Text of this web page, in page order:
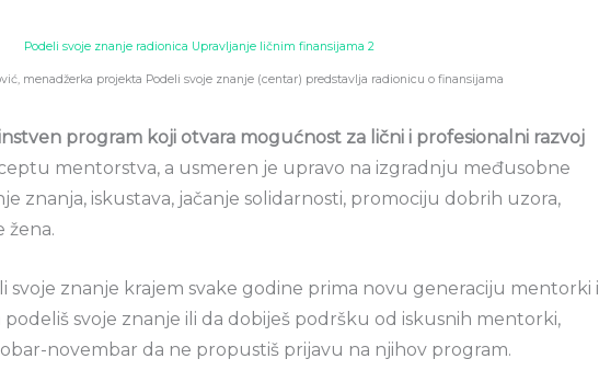
menadžerka projekta Podeli svoje znanje (centar) predstavlja radionicu o finansijama
program koji otvara mogućnost za lični i profesionalni razvoj
mentorstva, a usmeren je upravo na izgradnju međusobne
znanja, iskustava, jačanje solidarnosti, promociju dobrih uzora,
žena.
svoje znanje krajem svake godine prima novu generaciju mentorki i
svoje znanje ili da dobiješ podršku od iskusnih mentorki,
novembar da ne propustiš prijavu na njihov program.